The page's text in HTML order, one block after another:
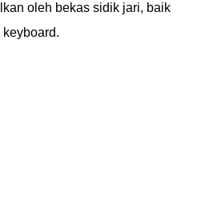
oleh bekas sidik jari, baik